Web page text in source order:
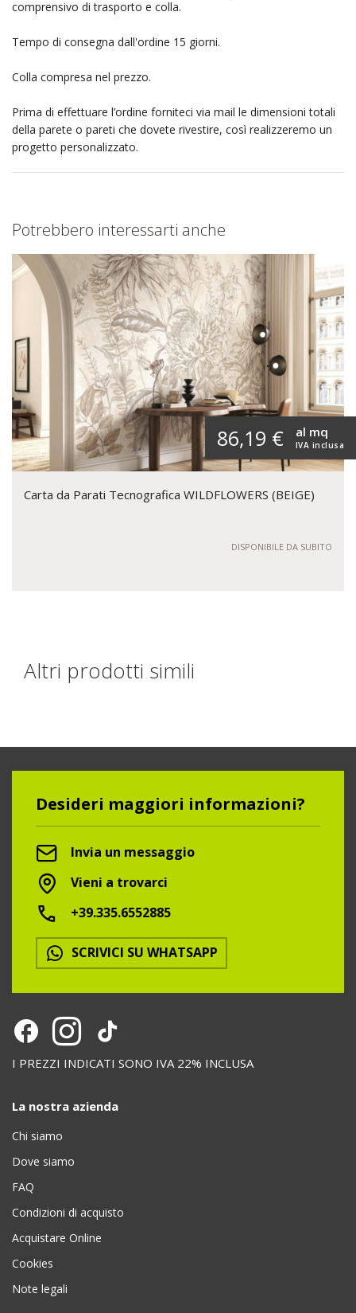
comprensivo di trasporto e colla.
Tempo di consegna dall'ordine 15 giorni.
Colla compresa nel prezzo.
Prima di effettuare l’ordine forniteci via mail le dimensioni totali
della parete o pareti che dovete rivestire, così realizzeremo un
progetto personalizzato.
Potrebbero interessarti anche
86,19 € IVA inclusa
al mq
Carta da Parati Tecnografica WILDFLOWERS (BEIGE)
DISPONIBILE DA SUBITO
Altri prodotti simili
Desideri maggiori informazioni?
Invia un messaggio
Vieni a trovarci
+39.335.6552885
SCRIVICI SU WHATSAPP
I PREZZI INDICATI SONO IVA 22% INCLUSA
La nostra azienda
Chi siamo
Dove siamo
FAQ
Condizioni di acquisto
Acquistare Online
Cookies
Note legali